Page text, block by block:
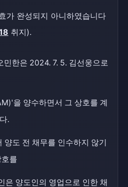
가 완성되지 아니하였습니다
취지).
한은 2024. 7. 5. 김선웅으로
을 양수하면서 그 상호를 계
.
양도 전 채무를 인수하지 않기
를
은 양도인의 영업으로 인한 채